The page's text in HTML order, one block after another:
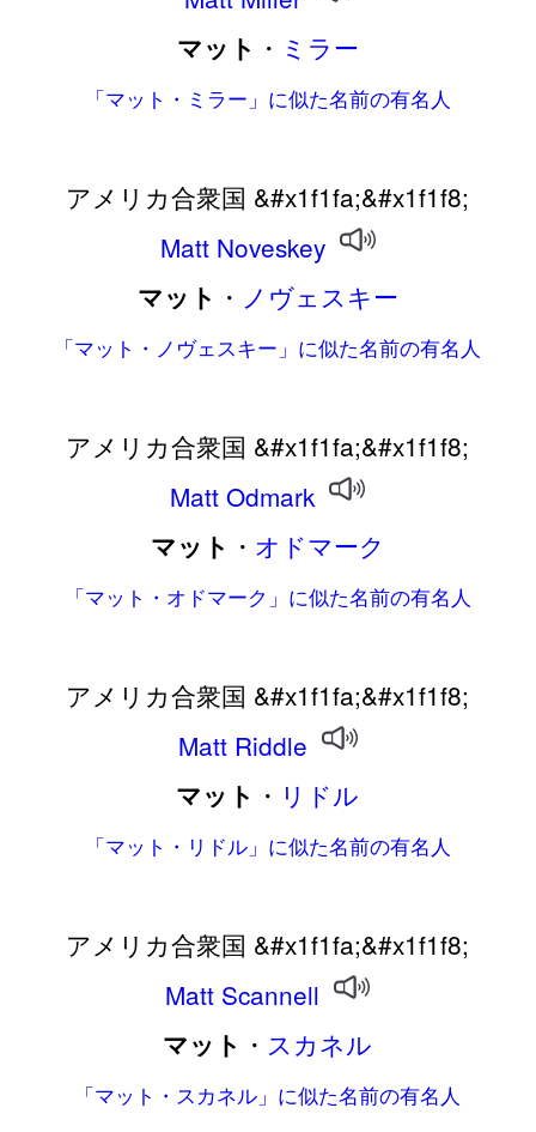
マット ・ ミラー
「マット・ミラー」に似た名前の有名人
アメリカ合衆国 &#x1f1fa;&#x1f1f8;
Matt Noveskey
マット ・ ノヴェスキー
「マット・ノヴェスキー」に似た名前の有名人
アメリカ合衆国 &#x1f1fa;&#x1f1f8;
Matt Odmark
マット ・ オドマーク
「マット・オドマーク」に似た名前の有名人
アメリカ合衆国 &#x1f1fa;&#x1f1f8;
Matt Riddle
マット ・ リドル
「マット・リドル」に似た名前の有名人
アメリカ合衆国 &#x1f1fa;&#x1f1f8;
Matt Scannell
マット ・ スカネル
「マット・スカネル」に似た名前の有名人